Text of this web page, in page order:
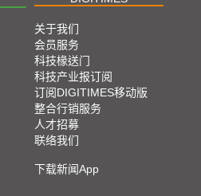
关于我们
会员服务
科技椽送门
科技产业报订阅
订阅DIGITIMES移动版
整合行销服务
人才招募
联络我们
下载新闻App